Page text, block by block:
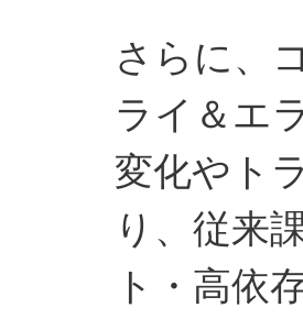
さらに、
ライ＆エ
変化やト
り、従来
ト・高依